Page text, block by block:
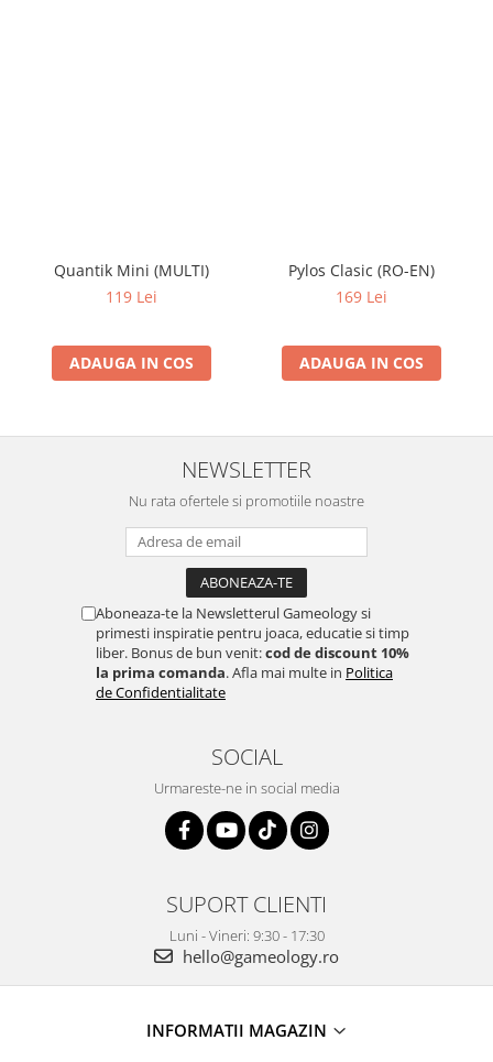
Quantik Mini (MULTI)
119 Lei
ADAUGA IN COS
Pylos Clasic (RO-EN)
169 Lei
ADAUGA IN COS
NEWSLETTER
Nu rata ofertele si promotiile noastre
Aboneaza-te la Newsletterul Gameology si
primesti inspiratie pentru joaca, educatie si timp
liber. Bonus de bun venit:cod de discount 10%
la prima comanda. Afla mai multe in Politica
de Confidentialitate
SOCIAL
Urmareste-ne in social media
SUPORT CLIENTI
Luni - Vineri: 9:30 - 17:30
hello@gameology.ro
INFORMATII MAGAZIN